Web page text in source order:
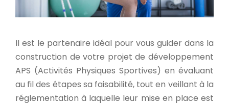
Il est le partenaire idéal pour vous guider dans la
construction de votre projet de développement
APS (Activités Physiques Sportives) en évaluant
au fil des étapes sa faisabilité, tout en veillant à la
réglementation à laquelle leur mise en place est